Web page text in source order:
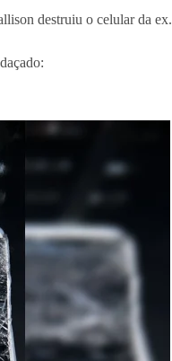
destruiu o celular da ex.